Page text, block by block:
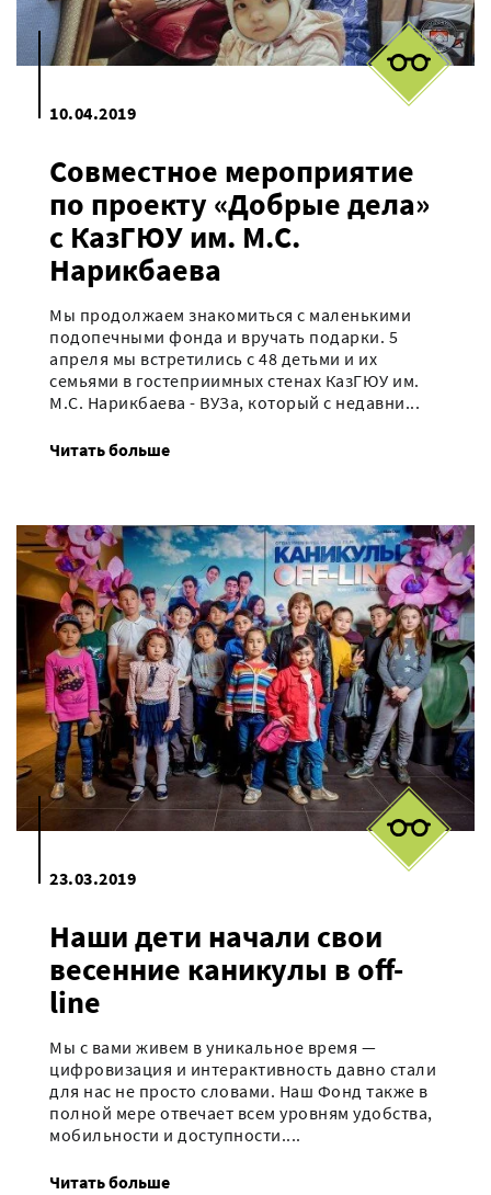
10.04.2019
Совместное мероприятие
по проекту «Добрые дела»
с КазГЮУ им. М.С.
Нарикбаева
Мы продолжаем знакомиться с маленькими
подопечными фонда и вручать подарки. 5
апреля мы встретились с 48 детьми и их
семьями в гостеприимных стенах КазГЮУ им.
М.С. Нарикбаева - ВУЗа, который с недавни...
Читать больше
23.03.2019
Наши дети начали свои
весенние каникулы в off-
line
Мы с вами живем в уникальное время —
цифровизация и интерактивность давно стали
для нас не просто словами. Наш Фонд также в
полной мере отвечает всем уровням удобства,
мобильности и доступности....
Читать больше